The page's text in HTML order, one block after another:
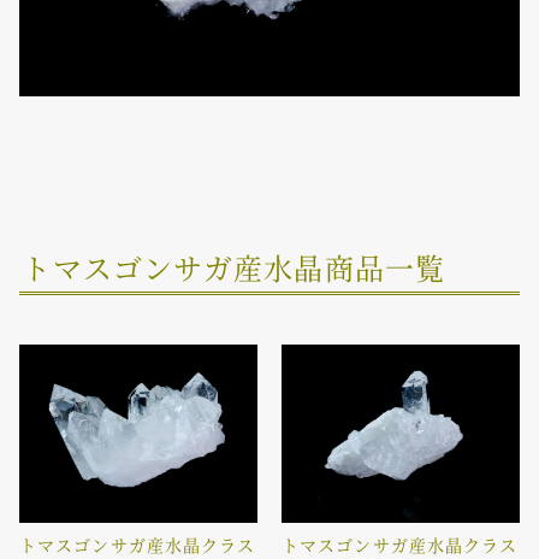
トマスゴンサガ産水晶商品一覧
トマスゴンサガ産水晶クラス
トマスゴンサガ産水晶クラス